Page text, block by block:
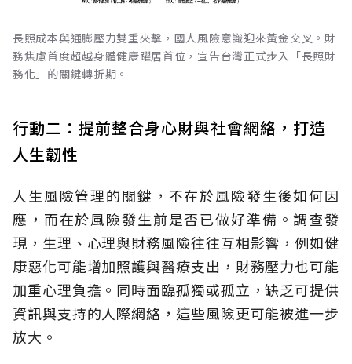
長照成本與通膨壓力雙重夾擊，國人風險意識迎來黃金交叉。財
務焦慮首度超越身體健康躍居首位，宣告台灣正式步入「長照財
務化」的關鍵轉折期。
行動二：提前整合身心財與社會網絡，打造
人生韌性
人生風險管理的關鍵，不在於風險發生後如何因
應，而在於風險發生前是否已做好準備。調查發
現，生理、心理與財務風險往往互相影響，例如健
康惡化可能增加照護與醫療支出，財務壓力也可能
加重心理負擔。同時面臨孤獨或孤立，缺乏可提供
資訊與支持的人際網絡，這些風險更可能被進一步
放大。